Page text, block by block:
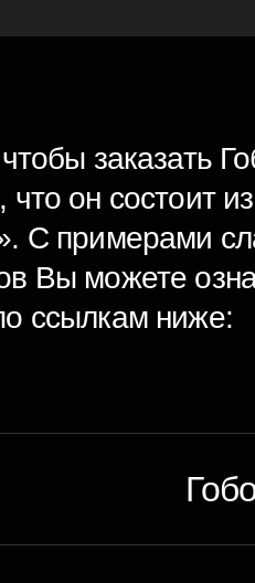
заказать
что он состоит
. С примерами
Вы можете
ссылкам ниже: